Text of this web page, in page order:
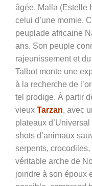
âgée, Malla (Estelle
celui d’une momie.
peuplade africaine
ans. Son peuple
rajeunissement et
Talbot monte une
à la recherche de
tel prodige. À partir
vieux Tarzan, avec
plateaux
shots d’animaux
serpents,
véritable arche de
joindre à son époux